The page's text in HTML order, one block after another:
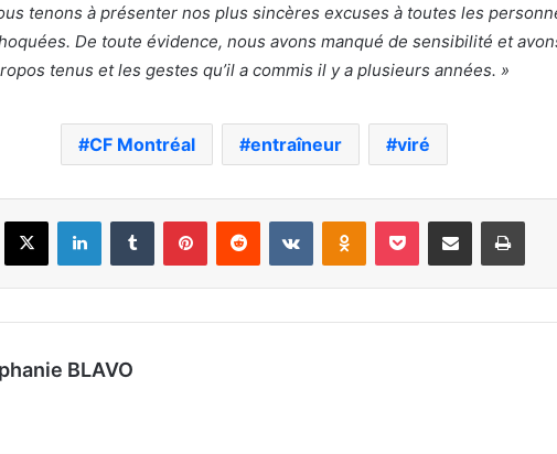
tenons à présenter nos plus sincères excuses à toutes les
De toute évidence, nous avons manqué de sensibilité et
tenus et les gestes qu’il a commis il y a plusieurs années. »
CF Montréal entraîneur viré
X LinkedinTumblr PinterestReddit VKontakteOdnoklassniki
Pocket Partager par email
BLAVO